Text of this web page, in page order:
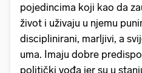
pojedincima koji kao da
život i uživaju u njemu
disciplinirani, marljivi, a
uma. Imaju dobre
politički vođa jer su u